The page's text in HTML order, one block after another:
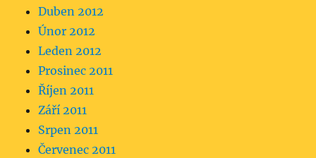
Duben 2012
Únor 2012
Leden 2012
Prosinec 2011
Říjen 2011
Září 2011
Srpen 2011
Červenec 2011